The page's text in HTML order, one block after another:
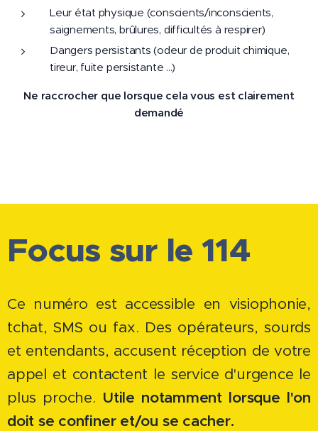
Leur état physique (conscients/inconscients,
saignements, brûlures, difficultés à respirer)
Dangers persistants (odeur de produit chimique,
tireur, fuite persistante ...)
Ne raccrocher que lorsque cela vous est clairement
demandé
Focus sur le 114
Ce numéro est accessible en visiophonie,
tchat, SMS ou fax. Des opérateurs, sourds
et entendants, accusent réception de votre
appel et contactent le service d'urgence le
plus proche. Utile notamment lorsque l'on
doit se confiner et/ou se cacher.